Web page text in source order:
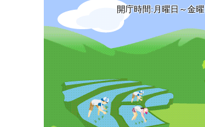
開庁時間:月曜日～金